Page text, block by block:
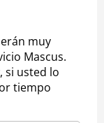
muy
Mascus.
si usted lo
tiempo